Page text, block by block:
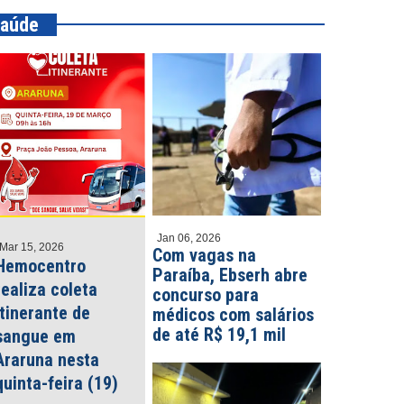
20, 2026
morre e outra fica ferida
Julho 16, 2026
Três pessoas morrem e seis
Mar 15, 2026
coleta
de
em
nesta
feira (19)
Jan 06, 2026
Com vagas na
Paraíba, Ebserh abre
concurso para
médicos com salários
de até R$ 19,1 mil